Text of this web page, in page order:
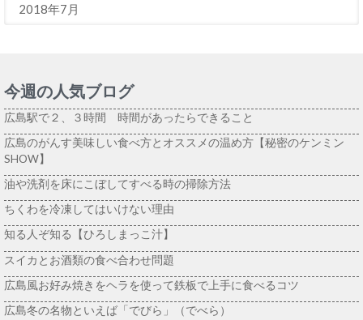
今週の人気ブログ
広島駅で２、３時間 時間があったらできること
広島のがんす美味しい食べ方とオススメの温め方【秘密のケンミン
SHOW】
油や洗剤を床にこぼしてすべる時の掃除方法
ちくわを冷凍してはいけない理由
知る人ぞ知る【ひろしまっこ汁】
スイカとお酒類の食べ合わせ問題
広島風お好み焼きをヘラを使って鉄板で上手に食べるコツ
広島冬の名物といえば「でびら」（でべら）